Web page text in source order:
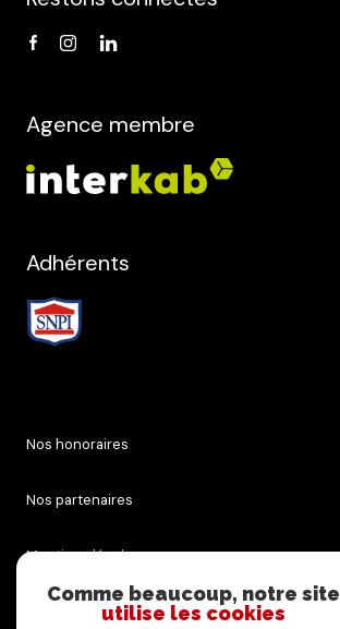
Agence membre
Adhérents
Nos honoraires
Nos partenaires
Mentions légales
Comme beaucoup, notre site
utilise les cookies